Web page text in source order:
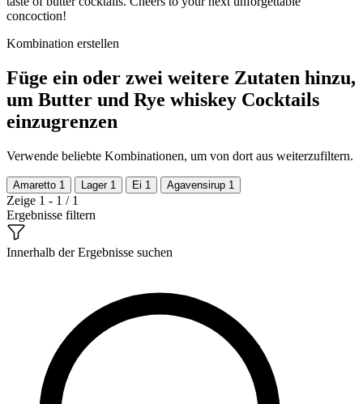
concoction!
Kombination erstellen
Füge ein oder zwei weitere Zutaten hinzu,
um Butter und Rye whiskey Cocktails
einzugrenzen
Verwende beliebte Kombinationen, um von dort aus weiterzufiltern.
Amaretto 1 Lager 1 Ei 1 Agavensirup 1
Zeige 1 - 1 / 1
Ergebnisse filtern
Innerhalb der Ergebnisse suchen